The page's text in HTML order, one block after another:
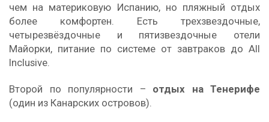
чем на материковую Испанию, но пляжный отдых
более комфортен. Есть трехзвездочные,
четырезвёздочные и пятизвездочные отели
Майорки, питание по системе от завтраков до All
Inclusive.
Второй по популярности – отдых на Тенерифе
(один из Канарских островов).